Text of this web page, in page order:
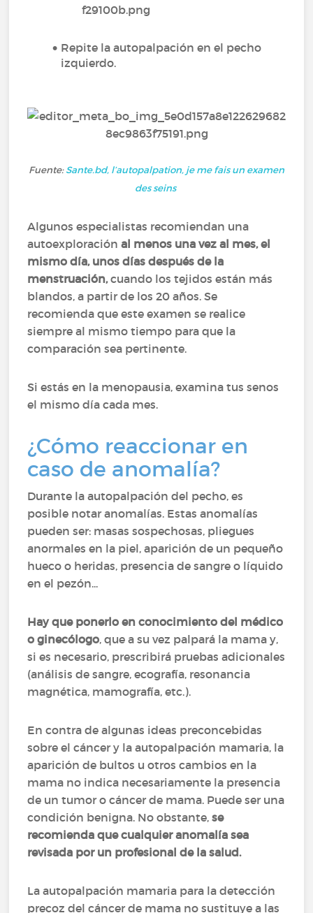
Repite la autopalpación en el pecho
izquierdo.
Fuente:Sante.bd, l’autopalpation, je me fais un examen
des seins
Algunos especialistas recomiendan una
autoexploraciónal menos una vez al mes, el
mismo día, unos días después de la
menstruación,cuando los tejidos están más
blandos, a partir de los 20 años. Se
recomienda que este examen se realice
siempre al mismo tiempo para que la
comparación sea pertinente.
Si estás en la menopausia, examina tus senos
el mismo día cada mes.
¿Cómo reaccionar en
caso de anomalía?
Durante la autopalpación del pecho, es
posible notar anomalías. Estas anomalías
pueden ser: masas sospechosas, pliegues
anormales en la piel, aparición de un pequeño
hueco o heridas, presencia de sangre o líquido
en el pezón...
Hay que ponerlo en conocimiento del médico
o ginecólogo, que a su vez palpará la mama y,
si es necesario, prescribirá pruebas adicionales
(análisis de sangre, ecografía, resonancia
magnética, mamografía, etc.).
En contra de algunas ideas preconcebidas
sobre el cáncer y la autopalpación mamaria, la
aparición de bultos u otros cambios en la
mama no indica necesariamente la presencia
de un tumor o cáncer de mama. Puede ser una
condición benigna. No obstante,se
recomienda que cualquier anomalía sea
revisada por un profesional de la salud.
La autopalpación mamaria para la detección
precoz del cáncer de mama no sustituye a las